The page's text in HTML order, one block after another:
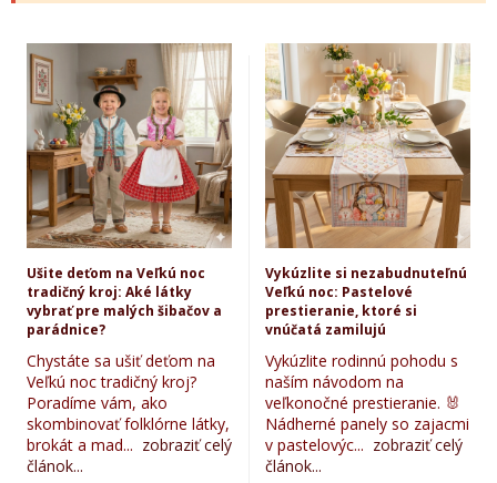
Ušite deťom na Veľkú noc
tradičný kroj: Aké látky
vybrať pre malých šibačov a
parádnice?
Chystáte sa ušiť deťom na
Veľkú noc tradičný kroj?
Poradíme vám, ako
skombinovať folklórne látky,
brokát a mad... zobraziť celý
článok...
Vykúzlite si nezabudnuteľnú
Veľkú noc: Pastelové
prestieranie, ktoré si
vnúčatá zamilujú
Vykúzlite rodinnú pohodu s
naším návodom na
veľkonočné prestieranie. 🐰
Nádherné panely so zajacmi
v pastelovýc... zobraziť celý
článok...